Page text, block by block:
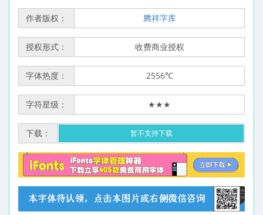
作者版权： 腾祥字库
授权形式： 收费商业授权
字体热度： 2556℃
字符星级： ★★★
下载： 暂不支持下载